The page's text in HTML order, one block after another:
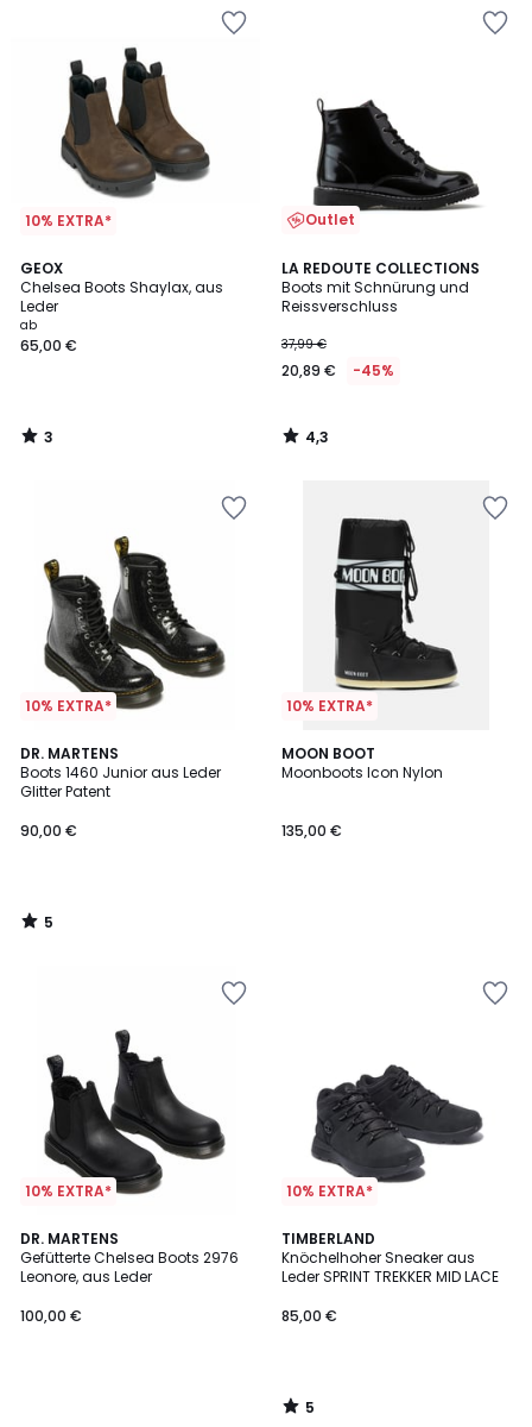
10% EXTRA*
GEOX
Chelsea Boots Shaylax, aus
Leder
ab
65,00 €
3
/
5
3
/
Outlet
LA REDOUTE COLLECTIONS
Boots mit Schnürung und
Reissverschluss
37,99 €
20,89 € -45%
4,3
/ 5
4,3
/
10% EXTRA*
DR. MARTENS
Boots 1460 Junior aus Leder
Glitter Patent
90,00 €
5
/
5
5
/
10% EXTRA*
MOON BOOT
Moonboots Icon Nylon
135,00 €
10% EXTRA*
DR. MARTENS
Gefütterte Chelsea Boots 2976
Leonore, aus Leder
100,00 €
10% EXTRA*
TIMBERLAND
Knöchelhoher Sneaker aus
Leder SPRINT TREKKER MID LACE
85,00 €
5
/
5
5
/